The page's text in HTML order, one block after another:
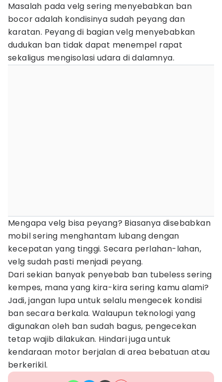
Masalah pada velg sering menyebabkan ban
bocor adalah kondisinya sudah peyang dan
karatan. Peyang di bagian velg menyebabkan
dudukan ban tidak dapat menempel rapat
sekaligus mengisolasi udara di dalamnya.
Mengapa velg bisa peyang? Biasanya disebabkan
mobil sering menghantam lubang dengan
kecepatan yang tinggi. Secara perlahan-lahan,
velg sudah pasti menjadi peyang.
Dari sekian banyak penyebab ban tubeless sering
kempes, mana yang kira-kira sering kamu alami?
Jadi, jangan lupa untuk selalu mengecek kondisi
ban secara berkala. Walaupun teknologi yang
digunakan oleh ban sudah bagus, pengecekan
tetap wajib dilakukan. Hindari juga untuk
kendaraan motor berjalan di area bebatuan atau
berkerikil.